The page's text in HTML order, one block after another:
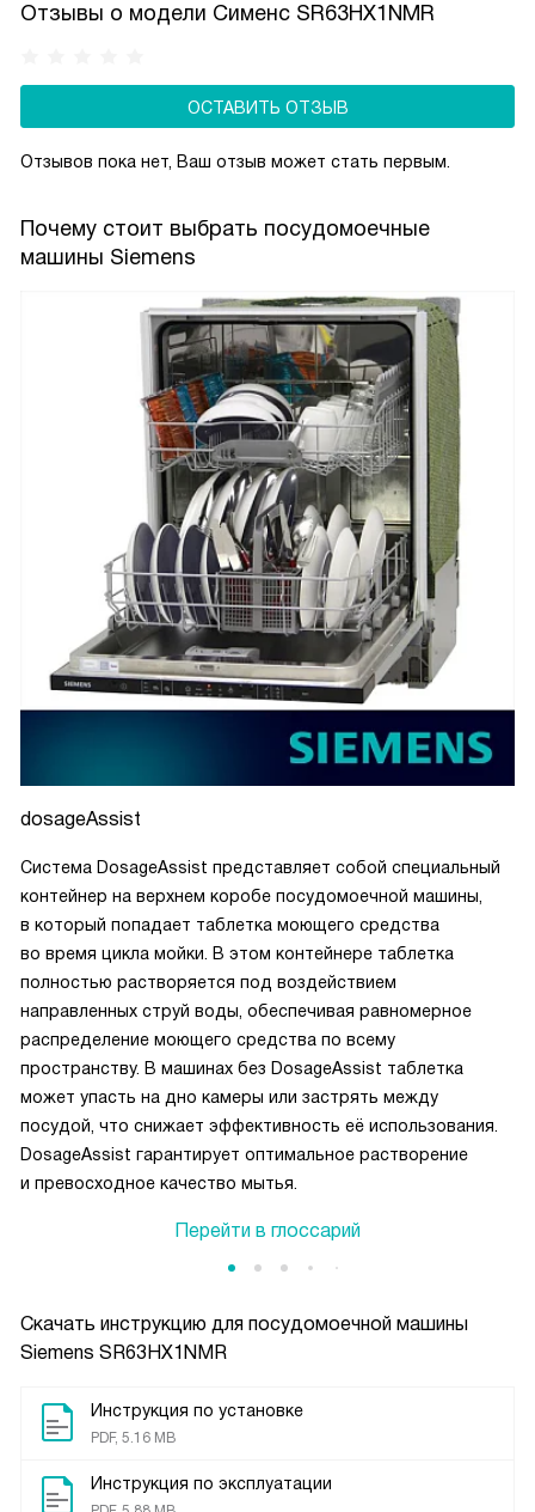
Скачать инструкцию для посудомоечной машины
Siemens SR63HX1NMR
Инструкция по установке
PDF, 5.16 MB
Инструкция по эксплуатации
Отзывы о модели Сименс SR63HX1NMR
ОСТАВИТЬ ОТЗЫВ
Отзывов пока нет, Ваш отзыв может стать первым.
Почему стоит выбрать посудомоечные
машины Siemens
dosageAssist
Система DosageAssist представляет собой специальный
контейнер на верхнем коробе посудомоечной машины,
в который попадает таблетка моющего средства
во время цикла мойки. В этом контейнере таблетка
полностью растворяется под воздействием
направленных струй воды, обеспечивая равномерное
распределение моющего средства по всему
пространству. В машинах без DosageAssist таблетка
может упасть на дно камеры или застрять между
посудой, что снижает эффективность её использования.
DosageAssist гарантирует оптимальное растворение
и превосходное качество мытья.
Перейти в глоссарий